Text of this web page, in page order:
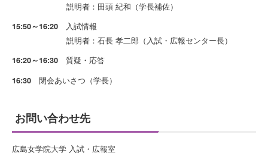
説明者：田頭 紀和（学長補佐）
15:50～16:20 入試情報
説明者：石長 孝二郎（入試・広報センター長）
16:20～16:30 質疑・応答
16:30 閉会あいさつ（学長）
お問い合わせ先
広島女学院大学 入試・広報室